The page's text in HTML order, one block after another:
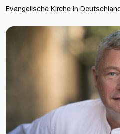
Evangelische Kirche in